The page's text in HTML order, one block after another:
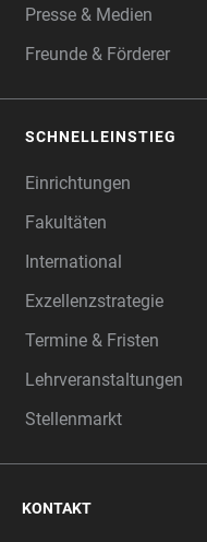
Presse & Medien
Freunde & Förderer
SCHNELLEINSTIEG
Einrichtungen
Fakultäten
International
Exzellenzstrategie
Termine & Fristen
Lehrveranstaltungen
Stellenmarkt
KONTAKT